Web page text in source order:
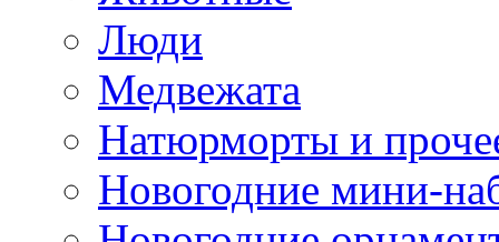
Люди
Медвежата
Натюрморты и
Новогодние мини-